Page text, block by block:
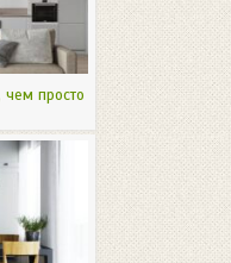
просто